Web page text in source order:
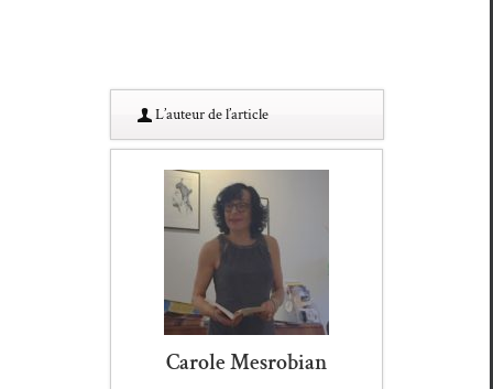
L’au­teur de l’article
Carole Mesrobian